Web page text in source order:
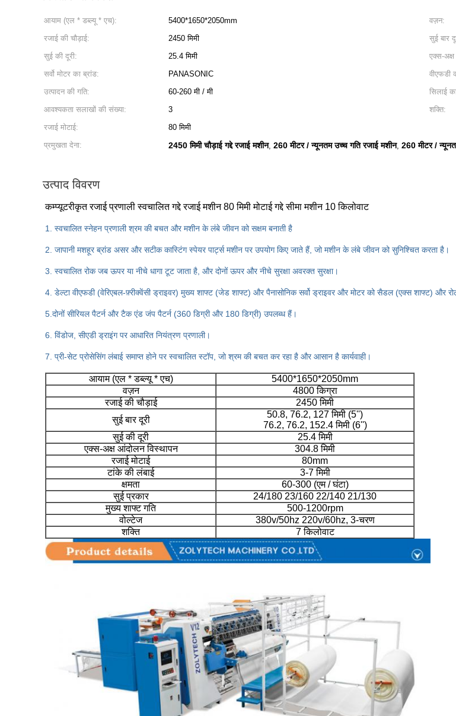
आयाम (एल * डब्ल्यू * एच): 5400*1650*2050mm वज़न:
रजाई की चौड़ाई:
2450 मिमी सुई बार
सुई की दूरी:
25.4 मिमी एक्स-
सर्वो मोटर का ब्रांड:
PANASONIC वीएफडी
उत्पादन की गति:
60-260 मी / मी सिलाई
आवश्यकता सलाखों की संख्या:
3 शक्ति:
रजाई मोटाई:
80 मिमी
प्रमुखता देना:
2450 मिमी चौड़ाई गद्दे रजाई मशीन, 260 मीटर / न्यूनतम उच्च गति रजाई मशीन, 260 मीटर /
उत्पाद विवरण
कम्प्यूटरीकृत रजाई प्रणाली स्वचालित गद्दे रजाई मशीन 80 मिमी मोटाई गद्दे सीमा मशीन 10 किलोवाट
1. स्वचालित स्नेहन प्रणाली श्रम की बचत और मशीन के लंबे जीवन को सक्षम बनाती है
2. जापानी मशहूर ब्रांड असर और सटीक कास्टिंग स्पेयर पार्ट्स मशीन पर उपयोग किए जाते हैं, जोमशीन के लंबे जीवन को सुनिश्चित करता है।
3. स्वचालित रोक जब ऊपर या नीचे धागा टूट जाता है, और दोनों ऊपर और नीचे सुरक्षा अवरक्त सुरक्षा।
4. डेल्टा वीएफडी (वेरिएबल-फ़्रीक्वेंसी ड्राइवर) मुख्य शाफ्ट (जेड शाफ्ट) और पैनासोनिक सर्वो ड्राइवर और मोटर को सैडल (एक्स शाफ्ट) और
5.दोनों सीरियल पैटर्न और टैक एंड जंप पैटर्न (360 डिग्री और 180 डिग्री) उपलब्ध हैं।
6. विंडोज, सीएडी ड्राइंग पर आधारित नियंत्रण प्रणाली।
7. प्री-सेट प्रोसेसिंग लंबाई समाप्त होने पर स्वचालित स्टॉप, जो श्रम की बचत कर रहा है और आसान है कार्यवाही।
आयाम (एल * डब्ल्यू * एच)
5400*1650*2050mm
वज़न
4800 किग्रा
रजाई की चौड़ाई
2450 मिमी
सुई बार दूरी
50.8, 76.2, 127 मिमी (5'')
76.2, 76.2, 152.4 मिमी (6'')
सुई की दूरी
25.4 मिमी
एक्स-अक्ष आंदोलन विस्थापन
304.8 मिमी
रजाई मोटाई
80mm
टांके की लंबाई
3-7 मिमी
क्षमता
60-300 (एम / घंटा)
सुई प्रकार
24/180 23/160 22/140 21/130
मुख्य शाफ्ट गति
500-1200rpm
वोल्टेज
380v/50hz 220v/60hz, 3-चरण
शक्ति
7 किलोवाट